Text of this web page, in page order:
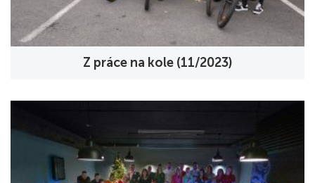
Z práce na kole (11/2023)